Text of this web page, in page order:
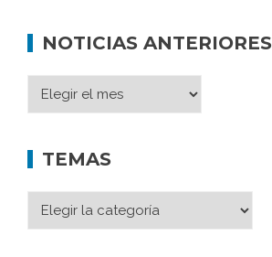
NOTICIAS ANTERIORES
TEMAS